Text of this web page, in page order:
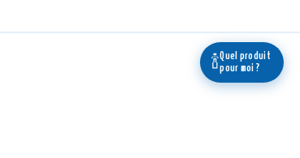
🍾Quel produit
pour moi ?